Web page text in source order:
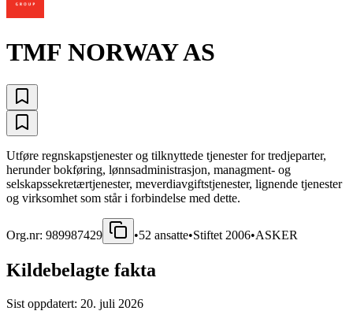
TMF NORWAY AS
Utføre regnskapstjenester og tilknyttede tjenester for tredjeparter,
herunder bokføring, lønnsadministrasjon, managment- og
selskapssekretærtjenester, meverdiavgiftstjenester, lignende tjenester
og virksomhet som står i forbindelse med dette.
Org.nr: 989987429 •52 ansatte•Stiftet 2006•ASKER
Kildebelagte fakta
Sist oppdatert: 20. juli 2026